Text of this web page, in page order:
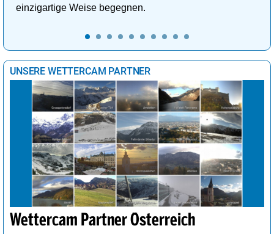
einzigartige Weise begegnen.
UNSERE WETTERCAM PARTNER
Wettercam Partner Österreich